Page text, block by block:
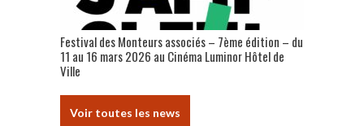
Festival des Monteurs associés – 7ème édition – du
11 au 16 mars 2026 au Cinéma Luminor Hôtel de
Ville
Voir toutes les news